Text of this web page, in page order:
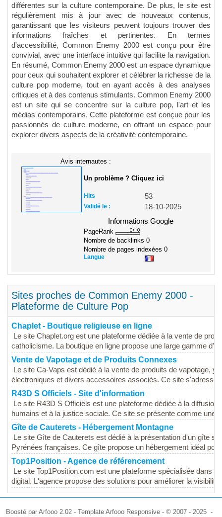
différentes sur la culture contemporaine. De plus, le site est
régulièrement mis à jour avec de nouveaux contenus,
garantissant que les visiteurs peuvent toujours trouver des
informations fraîches et pertinentes. En termes
d'accessibilité, Common Enemy 2000 est conçu pour être
convivial, avec une interface intuitive qui facilite la navigation.
En résumé, Common Enemy 2000 est un espace dynamique
pour ceux qui souhaitent explorer et célébrer la richesse de la
culture pop moderne, tout en ayant accès à des analyses
critiques et à des contenus stimulants. Common Enemy 2000
est un site qui se concentre sur la culture pop, l'art et les
médias contemporains. Cette plateforme est conçue pour les
passionnés de culture moderne, en offrant un espace pour
explorer divers aspects de la créativité contemporaine.
Avis internautes :
Un problème ? Cliquez ici
Hits 53
Validé le :
18-10-2025
Informations Google
PageRank
Nombre de backlinks 0
Nombre de pages indexées 0
Langue
Sites proches de Common Enemy 2000 -
Plateforme de Culture Pop
Chaplet - Boutique religieuse en ligne
Le site Chaplet.org est une plateforme dédiée à la vente de
catholicisme. La boutique en ligne propose une large gamme
Vente de Vapotage et de Produits Connexes
Le site Ca-Vaps est dédié à la vente de produits de vapotage,
électroniques et divers accessoires associés. Ce site s'adresse
R43D S Officiels - Site d'information
Le site R43D S Officiels est une plateforme dédiée à la
humains et à la justice sociale. Ce site se présente comme une
Gîte de Cauterets - Hébergement Montagne
Le site Gîte de Cauterets est dédié à la présentation d'un gîte
Pyrénées françaises. Ce gîte propose un hébergement idéal
Top1Position - Agence de référencement
Le site Top1Position.com est une plateforme spécialisée dans
digital. L'agence propose des solutions pour améliorer la visibilité
Boosté par Arfooo 2.02 - Template Arfooo Responsive - © 2007 - 2025 -